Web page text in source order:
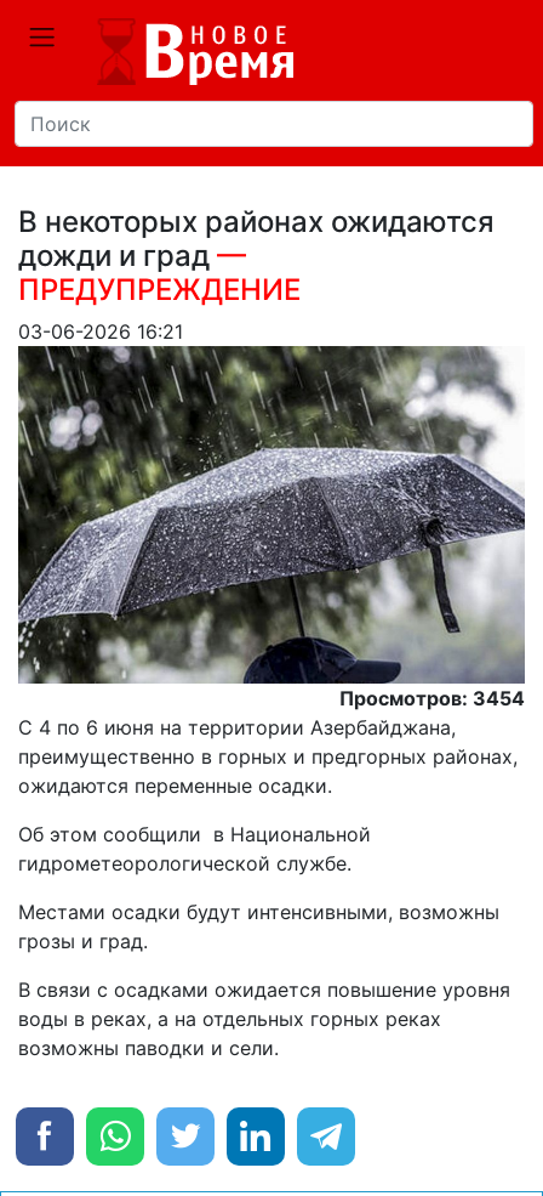
В некоторых районах ожидаются
дожди и град —
ПРЕДУПРЕЖДЕНИЕ
03-06-2026 16:21
Просмотров: 3454
С 4 по 6 июня на территории Азербайджана,
преимущественно в горных и предгорных районах,
ожидаются переменные осадки.
Об этом сообщили в Национальной
гидрометеорологической службе.
Местами осадки будут интенсивными, возможны
грозы и град.
В связи с осадками ожидается повышение уровня
воды в реках, а на отдельных горных реках
возможны паводки и сели.